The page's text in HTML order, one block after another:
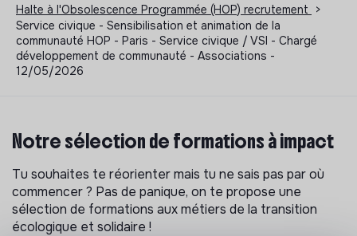
Halte à l'Obsolescence Programmée (HOP) recrutement
>
Service civique - Sensibilisation et animation de la
communauté HOP - Paris - Service civique / VSI - Chargé
développement de communauté - Associations -
12/05/2026
Notre sélection de formations à impact
Tu souhaites te réorienter mais tu ne sais pas par où
commencer ? Pas de panique, on te propose une
sélection de formations aux métiers de la transition
écologique et solidaire !